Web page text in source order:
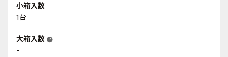
小箱入数
1台
大箱入数 help
-